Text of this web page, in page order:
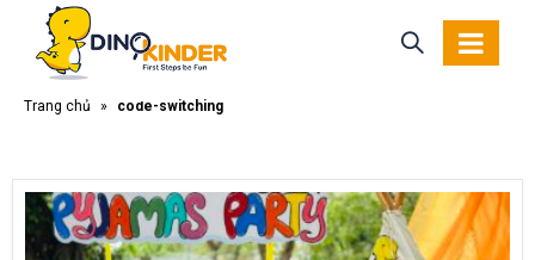
Trang chủ » code-switching